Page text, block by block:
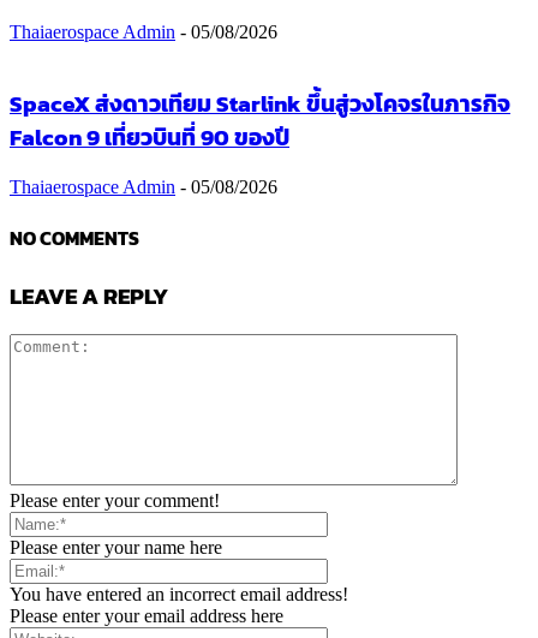
Thaiaerospace Admin - 05/08/2026
SpaceX ส่งดาวเทียม Starlink ขึ้นสู่วงโคจรในภารกิจ
Falcon 9 เที่ยวบินที่ 90 ของปี
Thaiaerospace Admin - 05/08/2026
NO COMMENTS
LEAVE A REPLY
Please enter your comment!
Please enter your name here
You have entered an incorrect email address!
Please enter your email address here